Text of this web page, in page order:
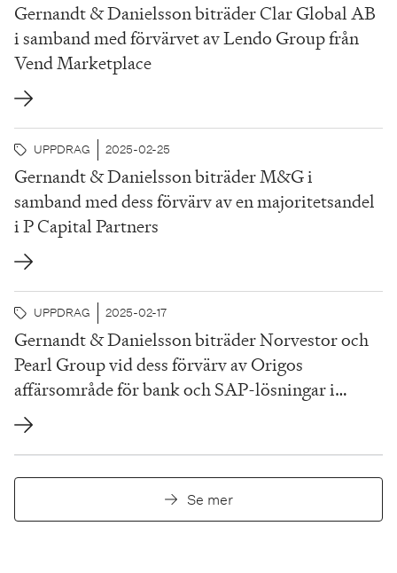
Gernandt & Danielsson biträder Clar Global AB
i samband med förvärvet av Lendo Group från
Vend Marketplace
UPPDRAG 2025-02-25
Gernandt & Danielsson biträder M&G i
samband med dess förvärv av en majoritetsandel
i P Capital Partners
UPPDRAG 2025-02-17
Gernandt & Danielsson biträder Norvestor och
Pearl Group vid dess förvärv av Origos
affärsområde för bank och SAP-lösningar i
Island och Sverige
Se mer